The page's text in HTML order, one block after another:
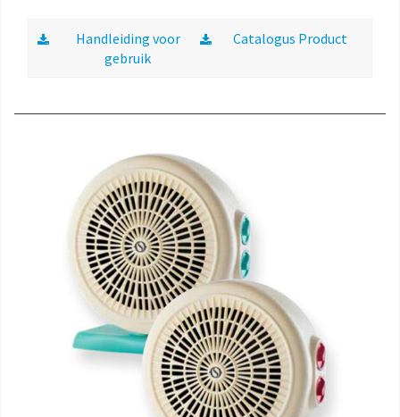
Handleiding voor
gebruik
Catalogus Product